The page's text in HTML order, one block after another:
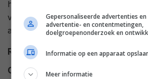
het bewijsmateriaal naar een jonge,
vraag is of ze echt de moordenaar is
aanklager op het verkeerde spoor
Regie Paolo Barzman.
Cast
Dawn Greenhalgh
Gepersonaliseerde advertenties
advertentie- en contentmetingen,
doelgroepenonderzoek en
Informatie op een apparaat
Meer informatie